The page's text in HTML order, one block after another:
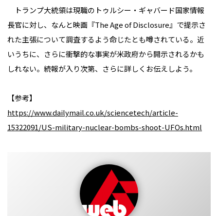
トランプ大統領は現職のトゥルシー・ギャバード国家情報
長官に対し、なんと映画『The Age of Disclosure』で提示さ
れた主張について調査するよう命じたとも噂されている。近
いうちに、さらに衝撃的な事実が米政府から開示されるかも
しれない。続報が入り次第、さらに詳しくお伝えしよう。
【参考】
https://www.dailymail.co.uk/sciencetech/article-
15322091/US-military-nuclear-bombs-shoot-UFOs.html